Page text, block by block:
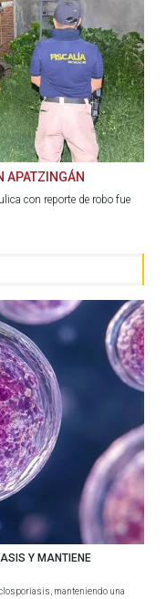
APATZINGÁN
con reporte de robo fue
Y MANTIENE
manteniendo una